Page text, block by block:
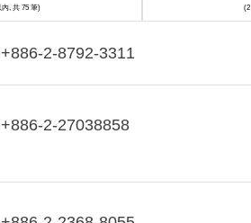
2-8792-3311
2-27038858
, 共 75 筆)